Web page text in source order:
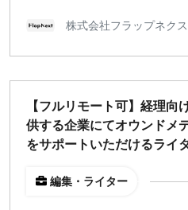
株式会社フラップネクス
【フルリモート可】経理向
供する企業にてオウンドメ
をサポートいただけるライ
編集・ライター